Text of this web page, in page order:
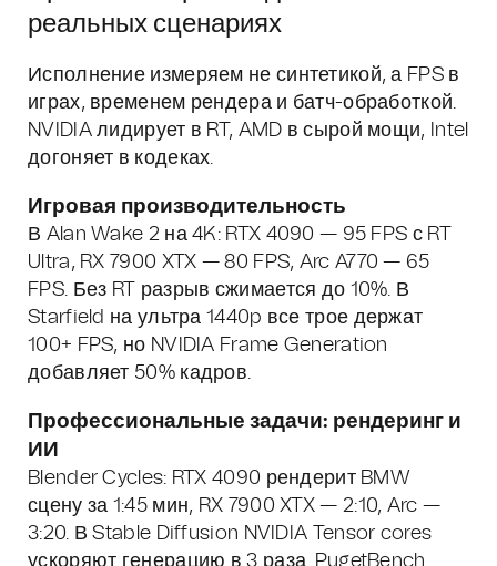
реальных сценариях
Исполнение измеряем не синтетикой, а FPS в
играх, временем рендера и батч-обработкой.
NVIDIA лидирует в RT, AMD в сырой мощи, Intel
догоняет в кодеках.
Игровая производительность
В Alan Wake 2 на 4K: RTX 4090 — 95 FPS с RT
Ultra, RX 7900 XTX — 80 FPS, Arc A770 — 65
FPS. Без RT разрыв сжимается до 10%. В
Starfield на ультра 1440p все трое держат
100+ FPS, но NVIDIA Frame Generation
добавляет 50% кадров.
Профессиональные задачи: рендеринг и
ИИ
Blender Cycles: RTX 4090 рендерит BMW
сцену за 1:45 мин, RX 7900 XTX — 2:10, Arc —
3:20. В Stable Diffusion NVIDIA Tensor cores
ускоряют генерацию в 3 раза. PugetBench